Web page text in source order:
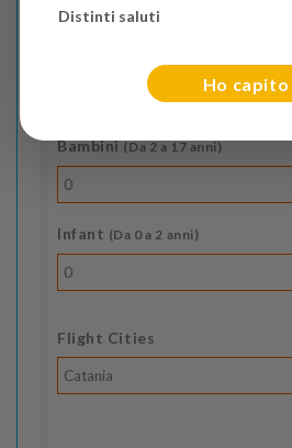
Indica il numero dei
Bambini(Da 2 a 17 anni)
0
Infant (Da 0 a 2 anni)
0
Flight Cities
Catania
Distinti saluti
Ho capito